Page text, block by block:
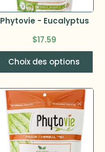
Phytovie - Eucalyptus
$17.59
Choix des options